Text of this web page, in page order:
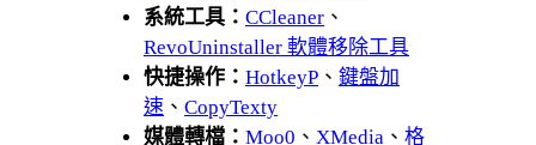
系統工具： CCleaner 、
RevoUninstaller 軟體移除工具
快捷操作： HotkeyP 、 鍵盤加
速 、 CopyTexty
媒體轉檔： Moo0 、 XMedia 、 格